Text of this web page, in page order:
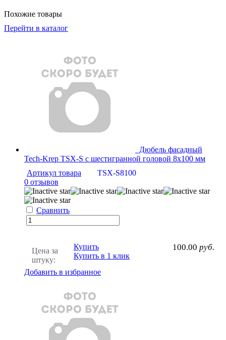
Похожие товары
Перейти в каталог
Дюбель фасадный
Tech-Krep TSX-S с шестигранной головой 8х100 мм
Артикул товара
TSX-S8100
0 отзывов
Сравнить
Цена за
штуку:
100.00 руб.
Купить
Купить в 1 клик
Добавить в избранное